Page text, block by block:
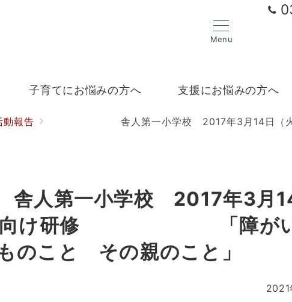
Menu
子育てにお悩みの方へ 支援にお悩みの方へ
動報告 舎人第一小学校 2017年3月14日（火） 教職員
小学校 2017年3月
員向け研修 「障が
のこと その親のこと」
2021